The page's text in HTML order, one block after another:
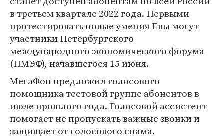
в третьем квартале 2022 года. Первыми
протестировать новые умения Евы могут
участники Петербургского
международного экономического форума
(ПМЭФ), начавшегося 15 июня.
МегаФон предложил голосового
помощника тестовой группе абонентов в
июле прошлого года. Голосовой ассистент
помогает не пропускать важные звонки и
защищает от голосового спама.